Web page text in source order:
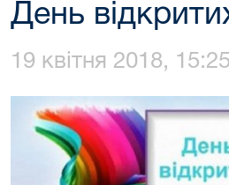
День
19 квітня 2018, 15:25